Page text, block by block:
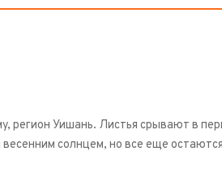
регион Уишань. Листья срывают в
солнцем, но все еще